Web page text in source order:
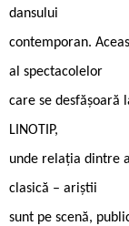
dansului
contemporan.
al spectacolelor
care se desfășoară
LINOTIP,
unde relația dintre
clasică – ariștii
sunt pe scenă,